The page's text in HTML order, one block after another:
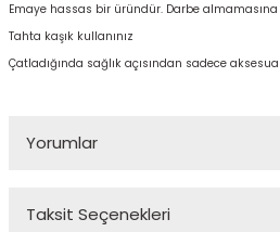
Emaye hassas bir üründür. Darbe
Tahta kaşık kullanınız
Çatladığında sağlık açısından sadece
Yorumlar
Taksit Seçenekleri